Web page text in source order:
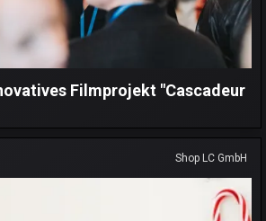
Filmprojekt "Cascadeur
Shop LC GmbH